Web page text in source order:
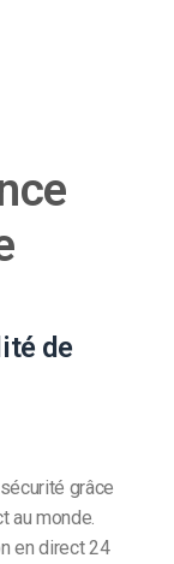
de
grâce
au monde.
en direct 24